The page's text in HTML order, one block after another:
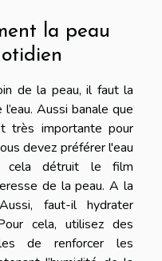
la peau
de la peau, il faut la
Aussi banale que
très importante pour
devez préférer l'eau
cela détruit le film
de la peau. A la
faut-il hydrater
cela, utilisez des
de renforcer les